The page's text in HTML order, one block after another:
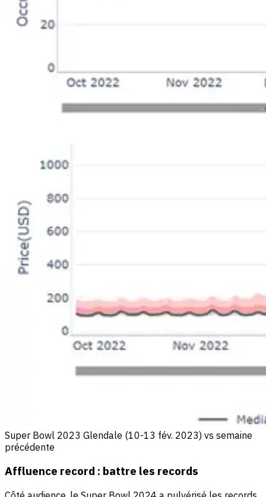
Super Bowl 2023 Glendale (10-13 fév. 2023) vs semaine
précédente
Affluence record : battre les records